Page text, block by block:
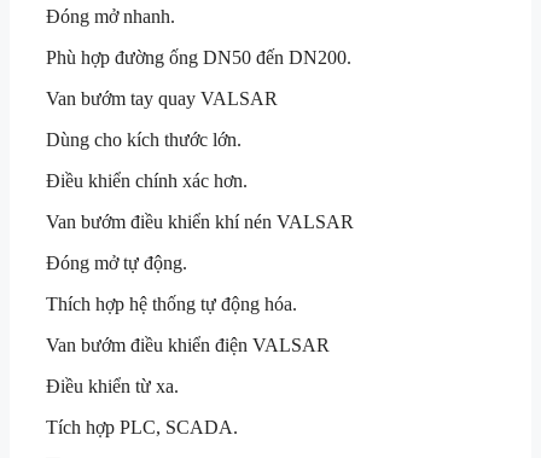
Đóng mở nhanh.
Phù hợp đường ống DN50 đến DN200.
Van bướm tay quay VALSAR
Dùng cho kích thước lớn.
Điều khiển chính xác hơn.
Van bướm điều khiển khí nén VALSAR
Đóng mở tự động.
Thích hợp hệ thống tự động hóa.
Van bướm điều khiển điện VALSAR
Điều khiển từ xa.
Tích hợp PLC, SCADA.